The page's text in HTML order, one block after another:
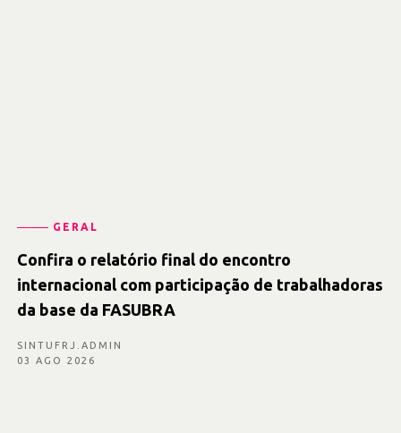
GERAL
Confira o relatório final do encontro
internacional com participação de trabalhadoras
da base da FASUBRA
SINTUFRJ.ADMIN
03 AGO 2026